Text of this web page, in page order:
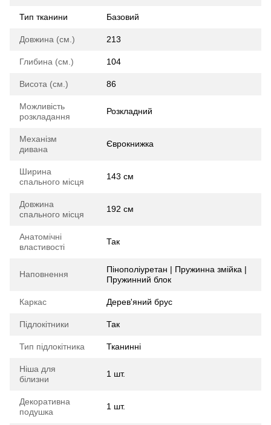
Тип тканини Базовий
Довжина (см.) 213
Глибина (см.) 104
Висота (см.) 86
Можливість
розкладання
Розкладний
Механізм
дивана
Єврокнижка
Ширина
спального місця
143 см
Довжина
спального місця
192 см
Анатомічні
властивості
Так
Наповнення
Пінополіуретан | Пружинна змійка |
Пружинний блок
Каркас Дерев'яний брус
Підлокітники Так
Тип підлокітника Тканинні
Ніша для
білизни
1 шт.
Декоративна
подушка
1 шт.